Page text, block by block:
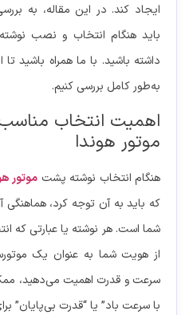
ایجاد کند. در این مقاله، به
باید هنگام انتخاب و نصب
داشته باشید. با ما همراه باشید
به‌طور کامل بررسی کنیم.
اهمیت انتخاب
موتور هوندا
هنگام انتخاب نوشته پشت موتور
که باید به آن توجه کرد،
شما است. هر نوشته یا عبارتی که
از هویت شما به عنوان یک
سرعت و قدرت اهمیت می‌دهید،
با سرعت باد” یا “قدرت بی‌پایان”